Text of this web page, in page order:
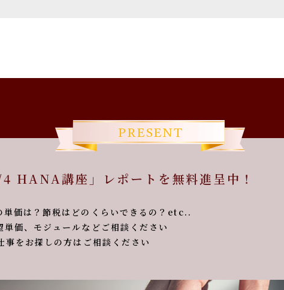
HANA講座」レポートを無料進呈中！
は？節税はどのくらいできるの？etc..
価、モジュールなどご相談ください
探しの方はご相談ください